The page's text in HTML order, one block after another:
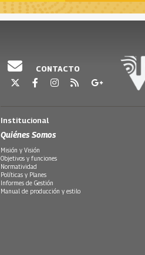
CONTACTO
Institucional
Quiénes Somos
Misión y Visión
Objetivos y funciones
Normatividad
Políticas y Planes
Informes de Gestión
Manual de producción y estilo